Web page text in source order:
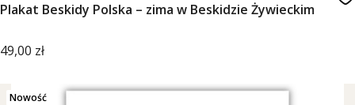
Plakat Beskidy Polska – zima w Beskidzie Żywieckim
Cena
49,00 zł
Nowość